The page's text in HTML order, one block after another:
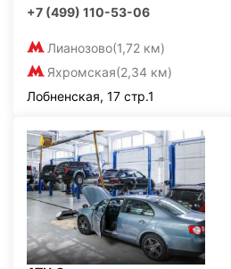
+7 (499) 110-53-06
Лианозово(1,72 км)
Яхромская(2,34 км)
Лобненская, 17 стр.1